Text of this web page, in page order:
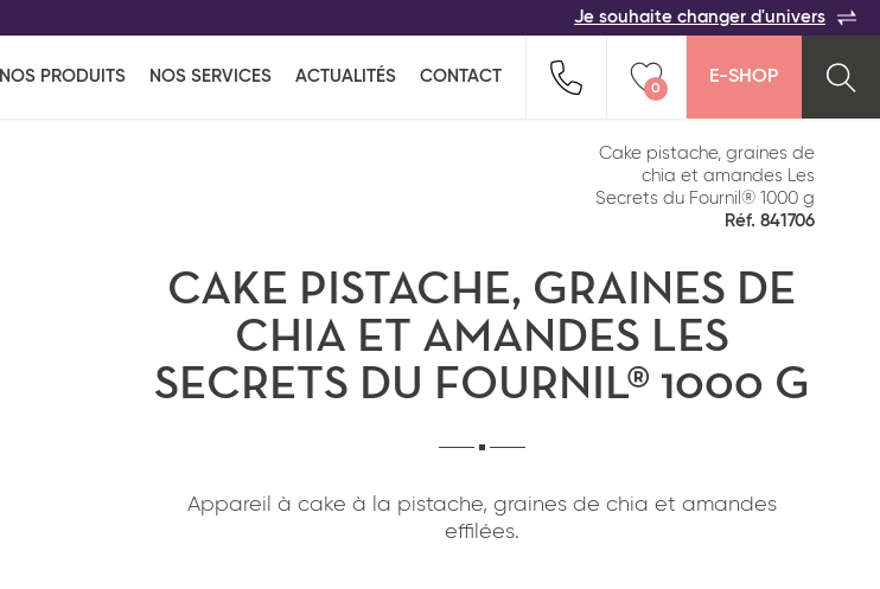
Je souhaite changer d'univers
NOS PRODUITS NOS SERVICES ACTUALITÉS CONTACT
0
E-SHOP
EFFACER TOUTES LES FAMILLES
Indiquez-nous vos coordonnées pour être
rappelé(e) au plus vite par un commercial :
J'ai lu et j'accepte
Une solution pour ne rien oublier !
Vider ma liste
Cake pistache, graines de
chia et amandes Les
Secrets du Fournil® 1000 g
Réf. 841706
CAKE PISTACHE, GRAINES DE
CHIA ET AMANDES LES
SECRETS DU FOURNIL® 1000 G
Appareil à cake à la pistache, graines de chia et amandes
effilées.